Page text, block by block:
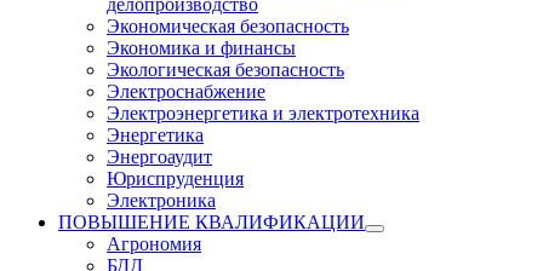
делопроизводство
Экономическая безопасность
Экономика и финансы
Экологическая безопасность
Электроснабжение
Электроэнергетика и электротехника
Энергетика
Энергоаудит
Юриспруденция
Электроника
ПОВЫШЕНИЕ КВАЛИФИКАЦИИ
Агрономия
БДД